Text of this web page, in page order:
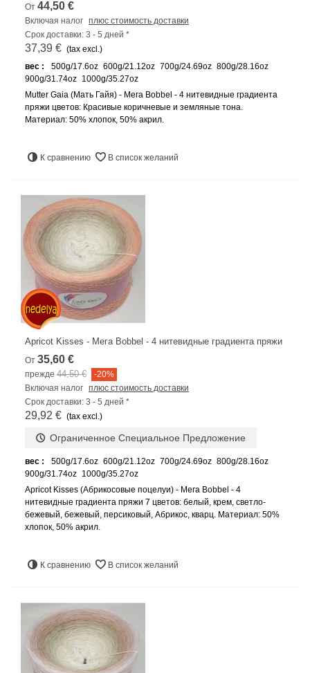
От 44,50 €
Включая налог плюс стоимость доставки
Срок доставки: 3 - 5 дней *
37,39 € (tax excl.)
вес :
500g/17.6oz 600g/21.12oz 700g/24.69oz 800g/28.16oz
900g/31.74oz 1000g/35.27oz
Mutter Gaia (Мать Гайя) - Мега Bobbel - 4 нитевидные градиента
пряжи цветов: Красивые коричневые и земляные тона.
Материал: 50% хлопок, 50% акрил.
К сравнению В список желаний
Apricot Kisses - Мега Bobbel - 4 нитевидные градиента пряжи
От 35,60 €
прежде 44,50 €
-20%
Включая налог плюс стоимость доставки
Срок доставки: 3 - 5 дней *
29,92 € (tax excl.)
Ограниченное Специальное Предложение
вес : 500g/17.6oz 600g/21.12oz 700g/24.69oz 800g/28.16oz
900g/31.74oz 1000g/35.27oz
Apricot Kisses (Абрикосовые поцелуи) - Мега Bobbel - 4
нитевидные градиента пряжи 7 цветов: белый, крем, светло-
бежевый, бежевый, персиковый, Абрикос, кварц. Материал: 50%
хлопок, 50% акрил.
К сравнению В список желаний